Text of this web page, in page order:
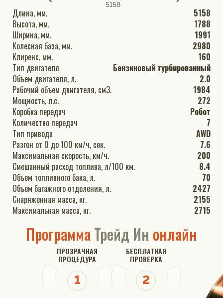
5158
Длина, мм.
5158
Высота, мм.
1788
Ширина, мм.
1991
Колесная база, мм.
2980
Клиренс, мм.
160
Тип двигателя
Бензиновый турбированный
Объем двигателя, л.
2.0
Рабочий объем двигателя, см3.
1984
Мощность, л.с.
272
Коробка передач
Робот
Количество передач
7
Тип привода
AWD
Разгон от 0 до 100 км/ч, сек.
7.6
Максимальная скорость, км/ч.
200
Смешанный расход топлива, л/100 км.
8.4
Объем топливного бака, л.
70
Объем багажного отделения, л.
2427
Снаряженная масса, кг.
2155
Максимальная масса, кг.
2715
ПрограммаТрейд Ин онлайн
ПРОЗРАЧНАЯ
ПРОЦЕДУРА
БЕСПЛАТНАЯ
ПРОВЕРКА